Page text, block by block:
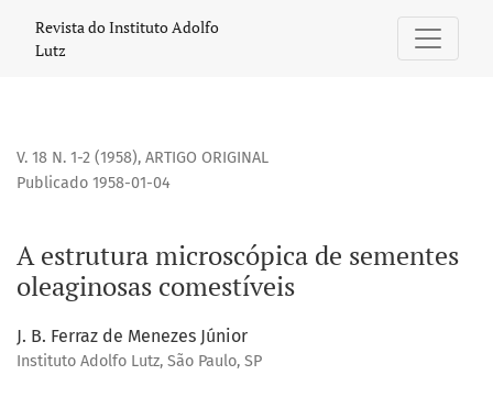
A estrutura microscópica de sementes oleaginosas
Revista do Instituto Adolfo
Lutz
V. 18 N. 1-2 (1958), ARTIGO ORIGINAL
A estrutura microscópica de sementes
oleaginosas comestíveis
Publicado 1958-01-04
J. B. Ferraz de Menezes Júnior
Instituto Adolfo Lutz, São Paulo, SP